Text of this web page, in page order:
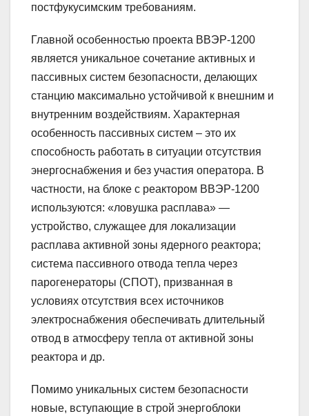
постфукусимским требованиям.
Главной особенностью проекта ВВЭР-1200
является уникальное сочетание активных и
пассивных систем безопасности, делающих
станцию максимально устойчивой к внешним и
внутренним воздействиям. Характерная
особенность пассивных систем – это их
способность работать в ситуации отсутствия
энергоснабжения и без участия оператора. В
частности, на блоке с реактором ВВЭР-1200
используются: «ловушка расплава» —
устройство, служащее для локализации
расплава активной зоны ядерного реактора;
система пассивного отвода тепла через
парогенераторы (СПОТ), призванная в
условиях отсутствия всех источников
электроснабжения обеспечивать длительный
отвод в атмосферу тепла от активной зоны
реактора и др.
Помимо уникальных систем безопасности
новые, вступающие в строй энергоблоки